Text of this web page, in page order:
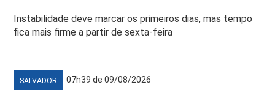
Instabilidade deve marcar os primeiros dias, mas tempo
fica mais firme a partir de sexta-feira
SALVADOR 07h39 de 09/08/2026